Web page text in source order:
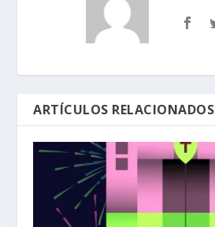
ARTÍCULOS RELACIONADOS